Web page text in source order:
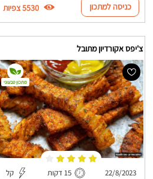
כניסה למתכון 5530 צפיות
צ'יפס אקורדיון מתובל
22/8/2023 15 דקות קל
מתכון טבעוני